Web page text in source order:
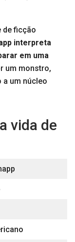
de ficção
interpreta
em uma
um monstro,
um núcleo
vida de